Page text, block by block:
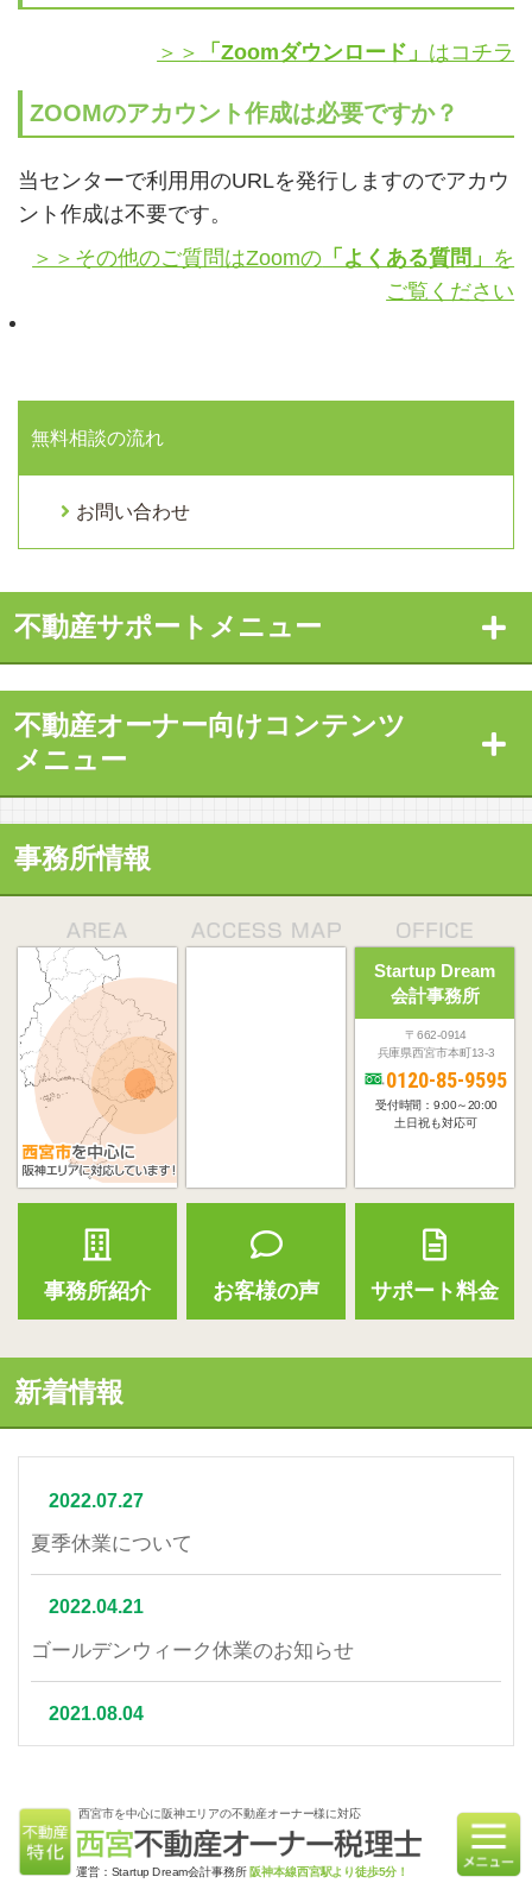
＞＞ 「Zoomダウンロード」 はコチラ
ZOOMのアカウント作成は必要ですか？
当センターで利用用のURLを発行しますのでアカウ
ント作成は不要です。
＞＞その他のご質問はZoomの 「よくある質問」 を
ご覧ください
無料相談の流れ
お問い合わせ
不動産サポートメニュー
不動産オーナー向けコンテンツ
メニュー
事務所情報
事務所紹介 お客様の声
Startup Dream
会計事務所
〒662-0914
兵庫県西宮市本町13-3
0120-85-9595
受付時間：9:00～20:00
土日祝も対応可
サポート料金
新着情報
2022.07.27
夏季休業について
2022.04.21
ゴールデンウィーク休業のお知らせ
2021.08.04
2021.07.06
相続不動産の売却はかかる税金と節税対策をご紹介
西宮市を中心に阪神エリアの不動産オーナー様に対応
運営：Startup Dream会計事務所 阪神本線西宮駅より徒歩5分！